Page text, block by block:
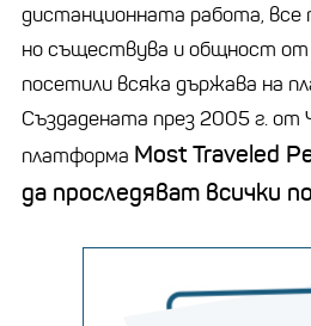
дистанционната работа, все
но съществува и общност
посетили всяка държава на
Създадената през 2005 г. от
платформа Most Traveled
да проследяват всички